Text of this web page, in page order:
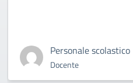
Personale scolastico
Docente